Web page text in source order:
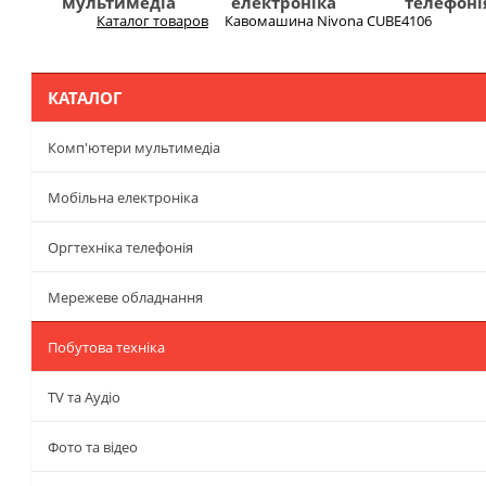
Каталог товаров Кавомашина Nivona CUBE4106
КАТАЛОГ
Комп'ютери мультимедіа
Мобільна електроніка
Оргтехніка телефонія
Мережеве обладнання
Побутова техніка
TV та Аудіо
Фото та відео